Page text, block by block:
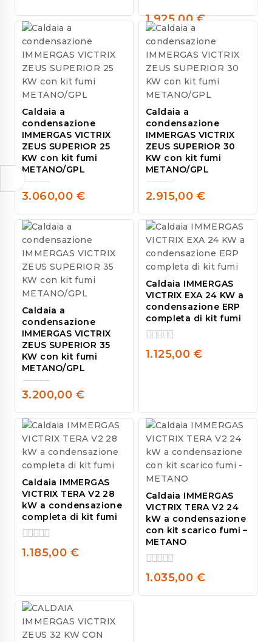
0
out
of
5
1.925,00€
Caldaia a
condensazione
IMMERGAS VICTRIX
ZEUS SUPERIOR 25
KW con kit fumi
METANO/GPL
0
out
of
5
3.060,00 €
Caldaia a
condensazione
IMMERGAS VICTRIX
ZEUS SUPERIOR 30
KW con kit fumi
METANO/GPL
0
out
of
5
2.915,00 €
Caldaia a
condensazione
IMMERGAS VICTRIX
ZEUS SUPERIOR 35
KW con kit fumi
METANO/GPL
0
out
of
5
3.200,00 €
Caldaia IMMERGAS
VICTRIX EXA 24 KW a
condensazione ERP
completa di kit fumi
0
1.125,00 €
Caldaia IMMERGAS
VICTRIX TERA V2 28
kW a condensazione
completa di kit fumi
0
1.185,00 €
Caldaia IMMERGAS
VICTRIX TERA V2 24
kW a condensazione
con kit scarico fumi –
METANO
0
of
1.035,00 €